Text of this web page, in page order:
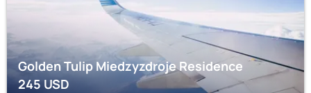
Golden Tulip Miedzyzdroje Residence
245USD